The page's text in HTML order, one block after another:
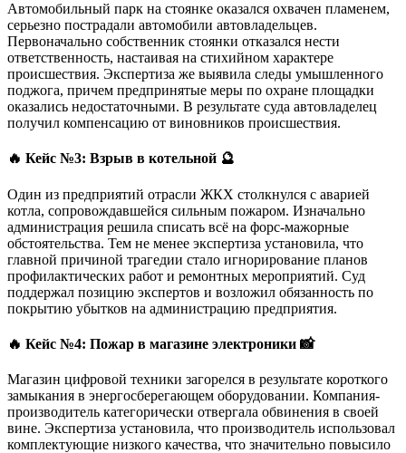
Автомобильный парк на стоянке оказался охвачен пламенем,
серьезно пострадали автомобили автовладельцев.
Первоначально собственник стоянки отказался нести
ответственность, настаивая на стихийном характере
происшествия. Экспертиза же выявила следы умышленного
поджога, причем предпринятые меры по охране площадки
оказались недостаточными. В результате суда автовладелец
получил компенсацию от виновников происшествия.
🔥 Кейс №3: Взрыв в котельной 🔮
Один из предприятий отрасли ЖКХ столкнулся с аварией
котла, сопровождавшейся сильным пожаром. Изначально
администрация решила списать всё на форс-мажорные
обстоятельства. Тем не менее экспертиза установила, что
главной причиной трагедии стало игнорирование планов
профилактических работ и ремонтных мероприятий. Суд
поддержал позицию экспертов и возложил обязанность по
покрытию убытков на администрацию предприятия.
🔥 Кейс №4: Пожар в магазине электроники 📸
Магазин цифровой техники загорелся в результате короткого
замыкания в энергосберегающем оборудовании. Компания-
производитель категорически отвергала обвинения в своей
вине. Экспертиза установила, что производитель использовал
комплектующие низкого качества, что значительно повысило